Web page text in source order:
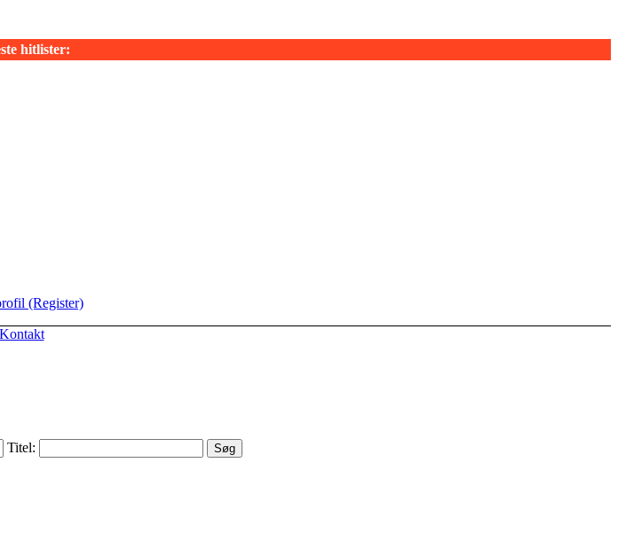
hitlister:
(Register)
Kontakt
Titel: